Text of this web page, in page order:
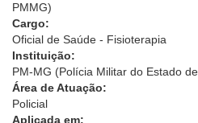
PMMG)
Cargo:
Oficial de Saúde - Fisioterapia
Instituição:
PM-MG (Polícia Militar do Estado
Área de Atuação:
Policial
Aplicada em: